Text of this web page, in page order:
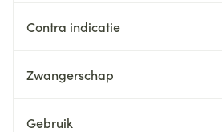
Contra indicatie
Zwangerschap
Gebruik